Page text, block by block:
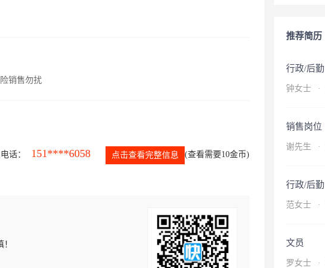
销售勿扰
话： 151****6058 点击查看完整信息 (查看需要10金币)
推荐简历
行政/后勤
钟女士 ·
销售岗位
谢先生 ·
行政/后勤
范女士 ·
文员
罗女士 ·